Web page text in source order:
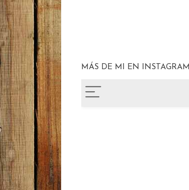
MÁS DE MI EN INSTAGRAM